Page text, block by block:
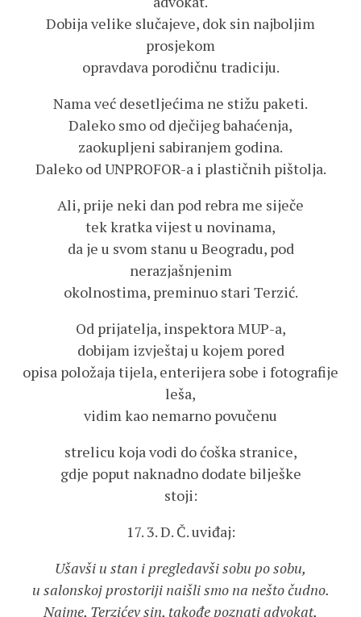
Dobija velike slučajeve, dok sin najboljim
prosjekom
opravdava porodičnu tradiciju.
Nama već desetljećima ne stižu paketi.
Daleko smo od dječijeg bahaćenja,
zaokupljeni sabiranjem godina.
Daleko od UNPROFOR-a i plastičnih pištolja.
Ali, prije neki dan pod rebra me siječe
tek kratka vijest u novinama,
da je u svom stanu u Beogradu, pod
nerazjašnjenim
okolnostima, preminuo stari Terzić.
Od prijatelja, inspektora MUP-a,
dobijam izvještaj u kojem pored
opisa položaja tijela, enterijera sobe i fotografije
leša,
vidim kao nemarno povučenu
strelicu koja vodi do ćoška stranice,
gdje poput naknadno dodate bilješke
stoji:
17. 3. D. Č. uviđaj:
Ušavši u stan i pregledavši sobu po sobu,
u salonskoj prostoriji naišli smo na nešto čudno.
Naime, Terzićev sin, takođe poznati advokat,